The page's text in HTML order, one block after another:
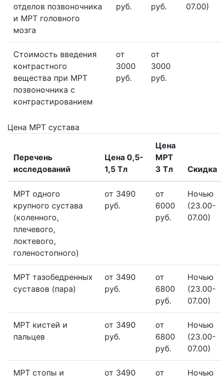
отделов позвоночника
и МРТ головного
мозга
руб.
руб.
07.00)
Стоимость введения
контрастного
вещества при МРТ
позвоночника с
контрастированием
от
3000
руб.
от
3000
руб.
Цена МРТ сустава
Перечень
исследований
Цена 0,5-
1,5 Тл
Цена
МРТ
3 Тл
Скидка
МРТ одного
крупного сустава
(коленного,
плечевого,
локтевого,
голеностопного)
от 3490
руб.
от
6000
руб.
Ночью
(23.00-
07.00)
МРТ тазобедренных
суставов (пара)
от 3490
руб.
от
6800
руб.
Ночью
(23.00-
07.00)
МРТ кистей и
пальцев
от 3490
руб.
от
6800
руб.
Ночью
(23.00-
07.00)
МРТ стопы и
от 3490
от
Ночью